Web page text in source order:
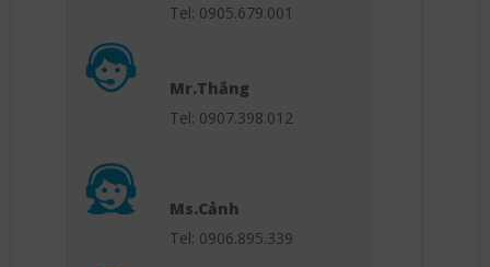
Tel: 0905.679.001
Mr.Thắng
Tel: 0907.398.012
Ms.Cảnh
Tel: 0906.895.339